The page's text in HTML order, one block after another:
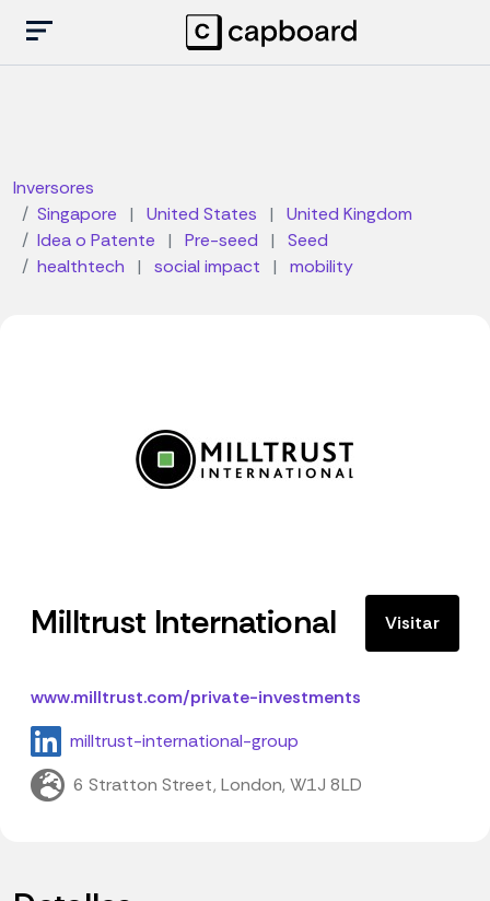
Inversores
Singapore
| United States |
United Kingdom
Idea o Patente
| Pre-seed |
Seed
healthtech
| social impact | mobility
Milltrust International Visitar
www.milltrust.com/private-investments
milltrust-international-group
6 Stratton Street, London, W1J 8LD